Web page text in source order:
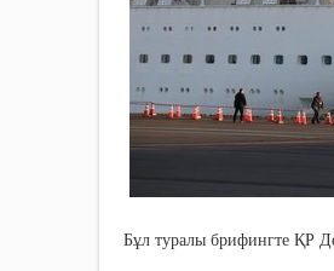
Бұл туралы брифингте ҚР